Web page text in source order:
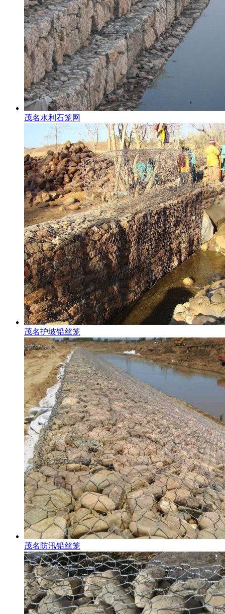
茂名水利石笼网
茂名护坡铅丝笼
茂名防汛铅丝笼